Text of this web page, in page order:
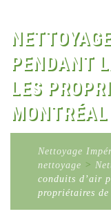
PENDANT
LES
Nettoyage
nettoyage >
conduits d’air
propriétaires